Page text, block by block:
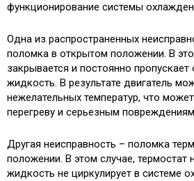
функционирование системы
Одна из распространенных
поломка в открытом положении. В
закрывается и постоянно
жидкость. В результате двигатель
нежелательных температур, что
перегреву и серьезным
Другая неисправность – поломка
положении. В этом случае, термостат
жидкость не циркулирует в системе